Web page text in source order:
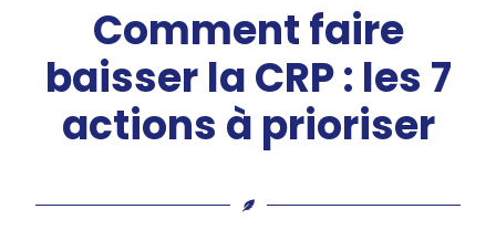
Comment faire
baisser la CRP : les 7
actions à prioriser